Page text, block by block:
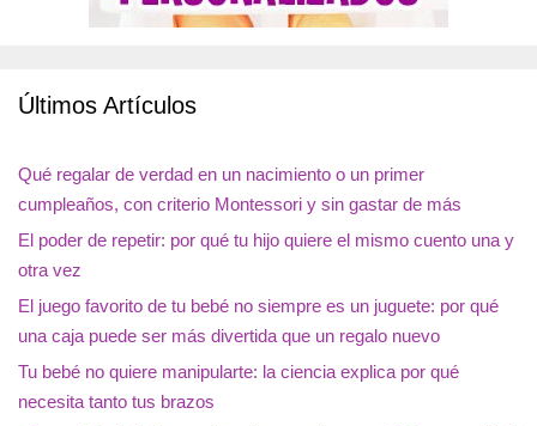
Últimos Artículos
Qué regalar de verdad en un nacimiento o un primer
cumpleaños, con criterio Montessori y sin gastar de más
El poder de repetir: por qué tu hijo quiere el mismo cuento una y
otra vez
El juego favorito de tu bebé no siempre es un juguete: por qué
una caja puede ser más divertida que un regalo nuevo
Tu bebé no quiere manipularte: la ciencia explica por qué
necesita tanto tus brazos